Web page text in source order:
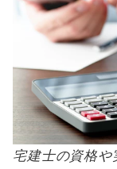
宅建士の資格